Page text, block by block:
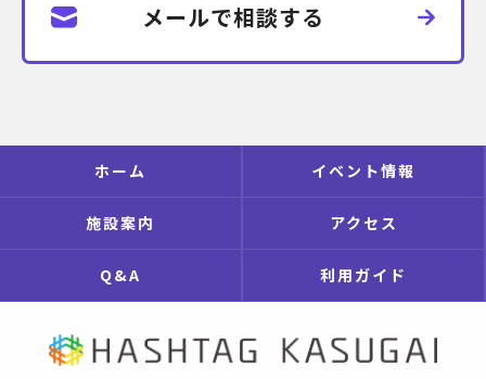
メールで相談する
ホーム イベント情報
施設案内 アクセス
Q&A 利用ガイド